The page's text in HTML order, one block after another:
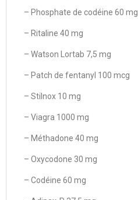
– Phosphate de codéine 60 mg
– Ritaline 40 mg
– Watson Lortab 7,5 mg
– Patch de fentanyl 100 mcg
– Stilnox 10 mg
– Viagra 1000 mg
– Méthadone 40 mg
– Oxycodone 30 mg
– Codéine 60 mg